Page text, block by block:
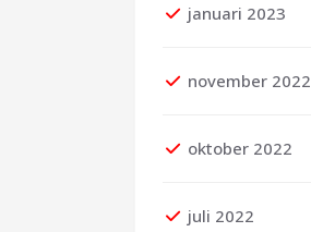
januari 2023
november 2022
oktober 2022
juli 2022